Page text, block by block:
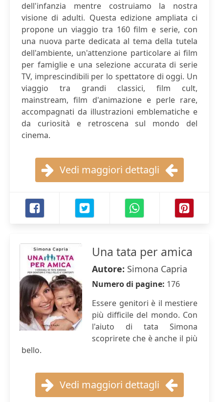
dell'infanzia mentre costruiamo la nostra
visione di adulti. Questa edizione ampliata ci
propone un viaggio tra 160 film e serie, con
una nuova parte dedicata al tema della tutela
dell'ambiente, un'attenzione particolare ai film
per famiglie e una selezione accurata di serie
TV, imprescindibili per lo spettatore di oggi. Un
viaggio tra grandi classici, film cult,
mainstream, film d'animazione e perle rare,
accompagnati da illustrazioni emblematiche e
da curiosità e retroscena sul mondo del
cinema.
Vedi maggiori dettagli
Una tata per amica
Autore: Simona Capria
Numero di pagine: 176
Essere genitori è il mestiere
più difficile del mondo. Con
l'aiuto di tata Simona
scoprirete che è anche il più
bello.
Vedi maggiori dettagli